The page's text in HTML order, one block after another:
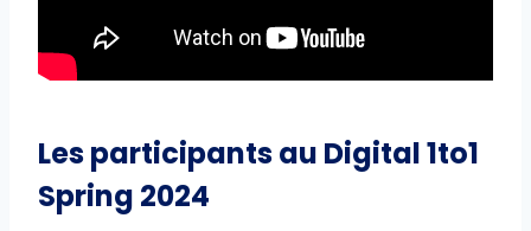
Les participants au Digital 1to1
Spring 2024